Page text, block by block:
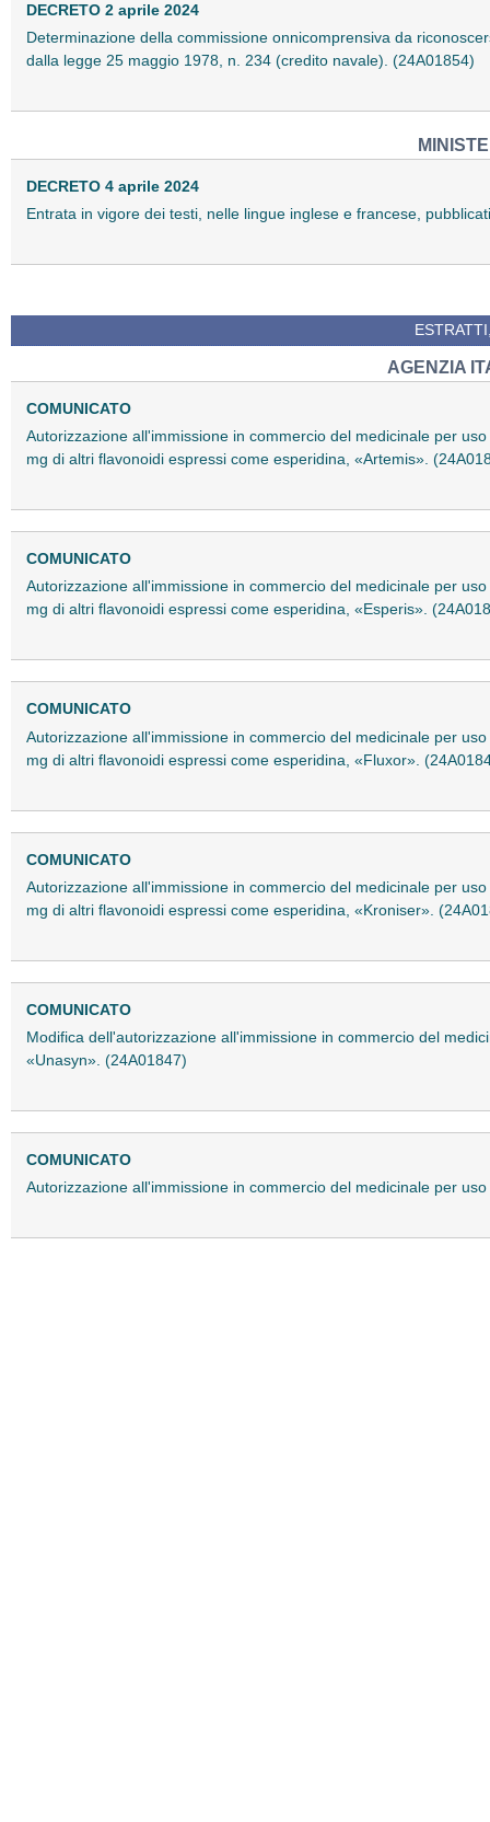
DECRETO 2 aprile 2024
Determinazione della commissione onnicomprensiva da
dalla legge 25 maggio 1978, n. 234 (credito navale). (24A01854)
DECRETO 4 aprile 2024
Entrata in vigore dei testi, nelle lingue inglese e francese,
AGENZIA
COMUNICATO
Autorizzazione all'immissione in commercio del medicinale per
mg di altri flavonoidi espressi come esperidina, «Artemis».
COMUNICATO
Autorizzazione all'immissione in commercio del medicinale per
mg di altri flavonoidi espressi come esperidina, «Esperis».
COMUNICATO
Autorizzazione all'immissione in commercio del medicinale per
mg di altri flavonoidi espressi come esperidina, «Fluxor».
COMUNICATO
Autorizzazione all'immissione in commercio del medicinale per
mg di altri flavonoidi espressi come esperidina, «Kroniser».
COMUNICATO
Modifica dell'autorizzazione all'immissione in commercio del
«Unasyn». (24A01847)
COMUNICATO
Autorizzazione all'immissione in commercio del medicinale per